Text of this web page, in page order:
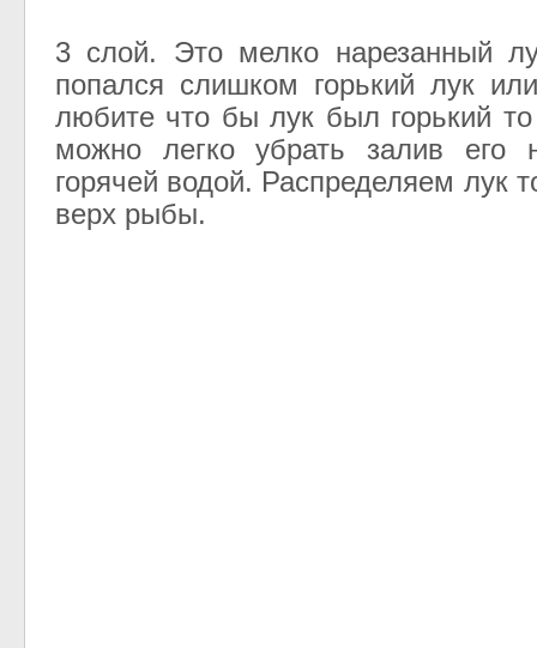
3 слой. Это мелко нарезанный
попался слишком горький лук
любите что бы лук был горький то
можно легко убрать залив его
горячей водой. Распределяем лук
верх рыбы.